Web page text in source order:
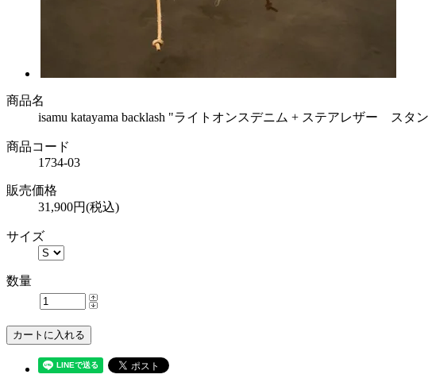
商品名
isamu katayama backlash "ライトオンスデニム + ステアレザー スタ
商品コード
1734-03
販売価格
31,900円(税込)
サイズ
数量